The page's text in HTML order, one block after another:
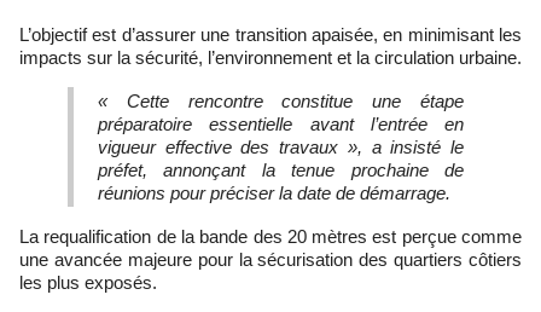
L’objectif est d’assurer une transition apaisée, en minimisant les
impacts sur la sécurité, l’environnement et la circulation urbaine.
« Cette rencontre constitue une étape
préparatoire essentielle avant l’entrée en
vigueur effective des travaux », a insisté le
préfet, annonçant la tenue prochaine de
réunions pour préciser la date de démarrage.
La requalification de la bande des 20 mètres est perçue comme
une avancée majeure pour la sécurisation des quartiers côtiers
les plus exposés.